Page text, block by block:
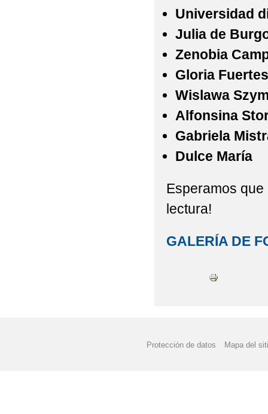
Universidad
Julia de
Zenobia
Gloria
Wislawa
Alfonsina
Gabriela
Dulce María
Esperamos que
lectura!
GALERÍA DE
Protección de datos Mapa del